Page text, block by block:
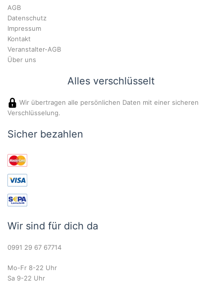
AGB
Datenschutz
Impressum
Kontakt
Veranstalter-AGB
Über uns
Alles verschlüsselt
Wir übertragen alle persönlichen Daten mit einer sicheren
Verschlüsselung.
Sicher bezahlen
Wir sind für dich da
0991 29 67 67714
Mo-Fr 8-22 Uhr
Sa 9-22 Uhr